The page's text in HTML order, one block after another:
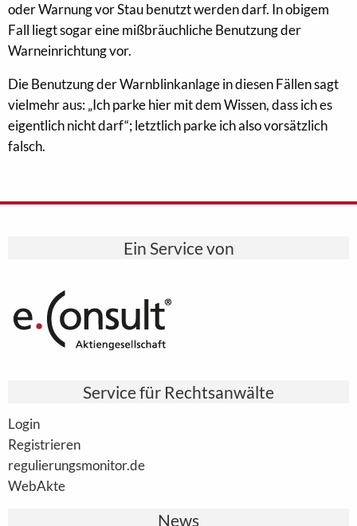
oder Warnung vor Stau benutzt werden darf. In obigem
Fall liegt sogar eine mißbräuchliche Benutzung der
Warneinrichtung vor.
Die Benutzung der Warnblinkanlage in diesen Fällen sagt
vielmehr aus: „Ich parke hier mit dem Wissen, dass ich es
eigentlich nicht darf“; letztlich parke ich also vorsätzlich
falsch.
Ein Service von
Service für Rechtsanwälte
Login
Registrieren
regulierungsmonitor.de
WebAkte
News